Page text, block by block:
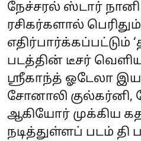
நேச்சரல் ஸ்டார் நானி
ரசிகர்களால் பெரிதும்
எதிர்பார்க்கப்பட்டும்
படத்தின் டீசர்
ஸ்ரீகாந்த் ஓடேலா
சோனாலி குல்கர்னி,
ஆகியோர் முக்கிய
நடித்துள்ளப் படம் தி